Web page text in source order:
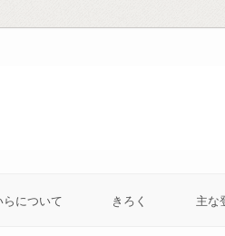
らについて きろく 主な